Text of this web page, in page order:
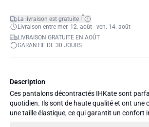
La livraison est gratuite !*
Livraison entre mer. 12. août - ven. 14. août
LIVRAISON GRATUITE EN AOÛT
GARANTIE DE 30 JOURS
Description
Ces pantalons décontractés IHKate sont
quotidien. Ils sont de haute qualité et ont une
une taille élastique, ce qui garantit un confort
pantalons sont de longueur cheville, leur